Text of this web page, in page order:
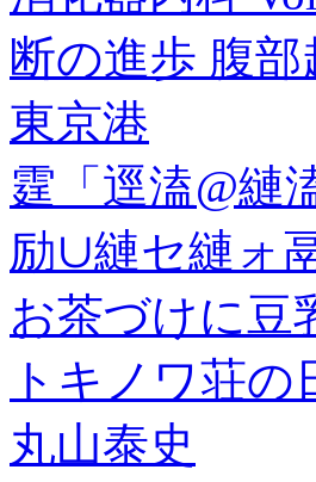
断の進歩 腹
東京港
霆「逕溘@縺
励∪縺セ縺ォ
お茶づけに豆
トキノワ荘の
丸山泰史